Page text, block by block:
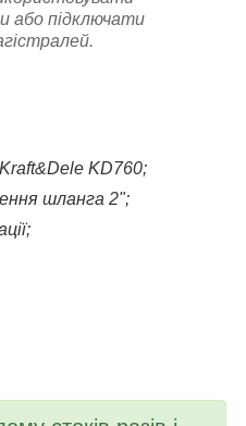
або підключати
KD760;
шланга 2";